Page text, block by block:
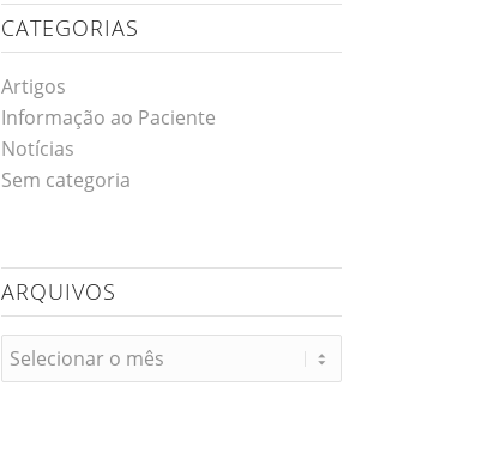
CATEGORIAS
Artigos
Informação ao Paciente
Notícias
Sem categoria
ARQUIVOS